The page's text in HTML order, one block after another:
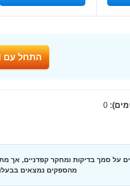
התחל עם NetflixVPN כעת
0
על סמך בדיקות ומחקר קפדניים,
מהספקים נמצאים